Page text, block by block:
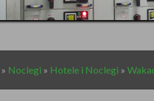
» Noclegi » Hotele i Noclegi »